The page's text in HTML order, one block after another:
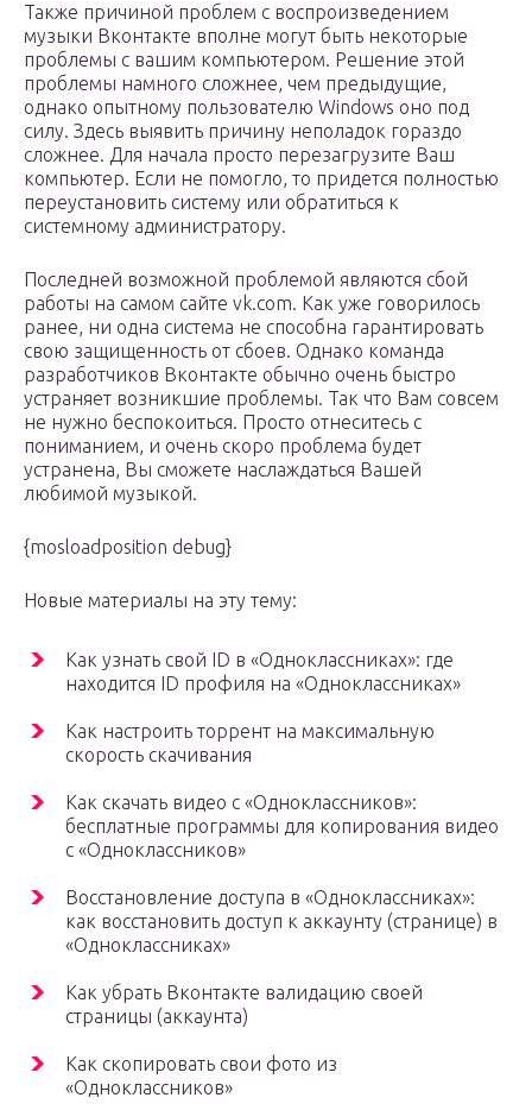
Также причиной проблем с воспроизведением
музыки Вконтакте вполне могут быть некоторые
проблемы с вашим компьютером. Решение этой
проблемы намного сложнее, чем предыдущие,
однако опытному пользователю Windows оно под
силу. Здесь выявить причину неполадок гораздо
сложнее. Для начала просто перезагрузите Ваш
компьютер. Если не помогло, то придется полностью
переустановить систему или обратиться к
системному администратору.
Последней возможной проблемой являются сбой
работы на самом сайте vk.com. Как уже говорилось
ранее, ни одна система не способна гарантировать
свою защищенность от сбоев. Однако команда
разработчиков Вконтакте обычно очень быстро
устраняет возникшие проблемы. Так что Вам совсем
не нужно беспокоиться. Просто отнеситесь с
пониманием, и очень скоро проблема будет
устранена, Вы сможете наслаждаться Вашей
любимой музыкой.
{mosloadposition debug}
Новые материалы на эту тему:
Как узнать свой ID в «Одноклассниках»: где
находится ID профиля на «Одноклассниках»
Как настроить торрент на максимальную
скорость скачивания
Как скачать видео с «Одноклассников»:
бесплатные программы для копирования видео
с «Одноклассников»
Восстановление доступа в «Одноклассниках»:
как восстановить доступ к аккаунту (странице) в
«Одноклассниках»
Как убрать Вконтакте валидацию своей
страницы (аккаунта)
Как скопировать свои фото из
«Одноклассников»